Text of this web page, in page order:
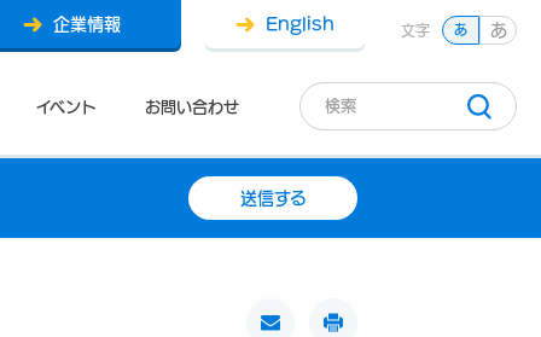
イベント お問い合わせ
企業情報 English 文字 あ あ
送信する